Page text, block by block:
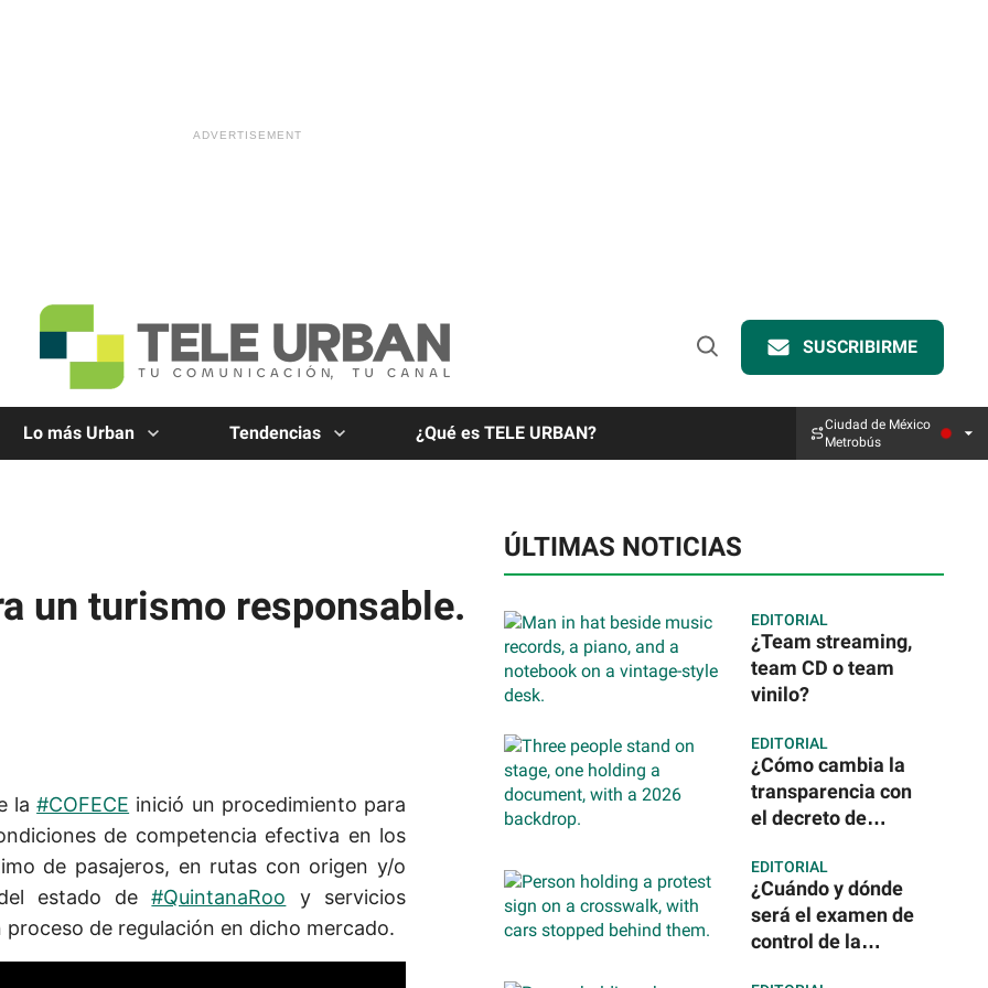
Open
SUSCRIBIRME
Lo más Urban Tendencias ¿Qué es TELE URBAN?
Ciudad de México
Metrobús
un turismo responsable.
la#COFECE inició un procedimiento para
de competencia efectiva en los
de pasajeros, en rutas con origen y/o
estado de#QuintanaRoo y servicios
de regulación en dicho mercado.
ÚLTIMAS NOTICIAS
EDITORIAL
¿Team streaming,
team CD o team
vinilo?
EDITORIAL
¿Cómo cambia la
transparencia con
el decreto de
Sheinbaum? Todo
lo que debes saber
EDITORIAL
¿Cuándo y dónde
será el examen de
control de la